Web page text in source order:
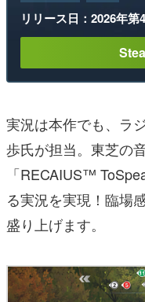
リリース日：2026年第
実況は本作でも、ラ
歩氏が担当。東芝の
「RECAIUS™
る実況を実現！臨場
盛り上げます。